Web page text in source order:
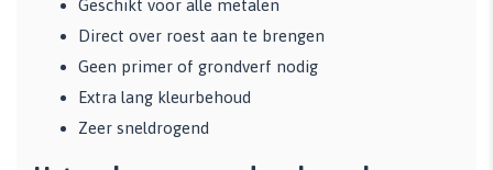
Geschikt voor alle metalen
Direct over roest aan te brengen
Geen primer of grondverf nodig
Extra lang kleurbehoud
Zeer sneldrogend